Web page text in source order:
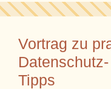
Vortrag zu
Tipps